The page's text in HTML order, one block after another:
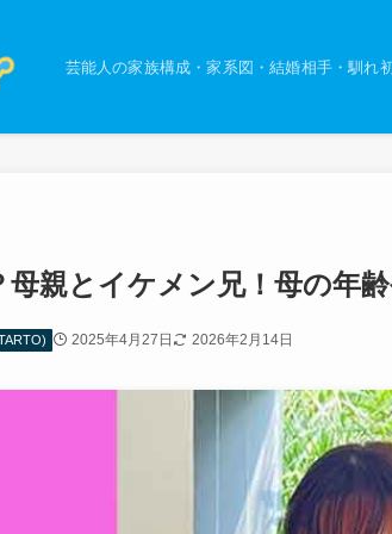
芸能人の家族構成・家系図・結婚相手・馴れ
親とイケメン兄！母の年齢
2025年4月27日 2026年2月14日